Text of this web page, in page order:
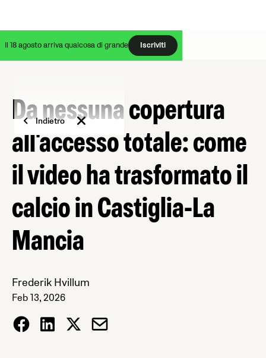
Il 18 agosto arriva qualcosa di grande Iscriviti
Indietro
Da nessuna copertura
all'accesso totale: come
il video ha trasformato il
calcio in Castiglia-La
Mancia
Frederik Hvillum
Feb 13, 2026